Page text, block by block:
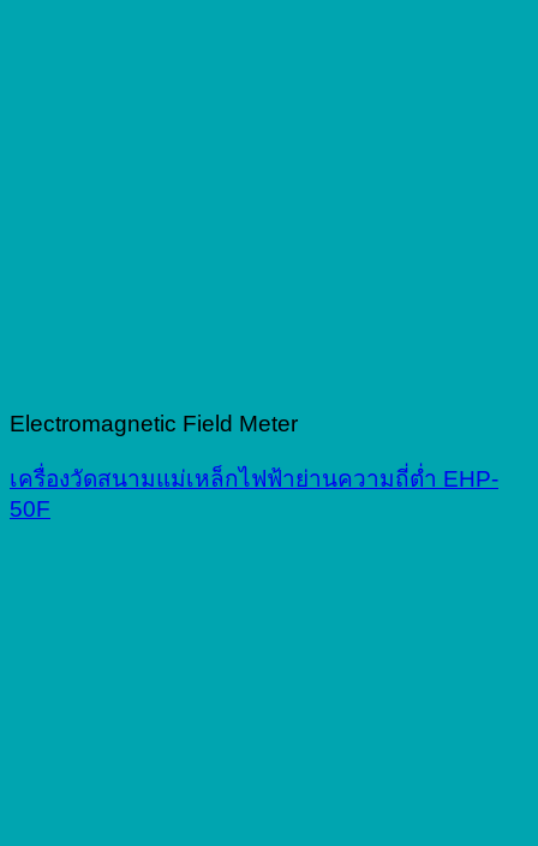
Electromagnetic Field Meter
เครื่องวัดสนามแม่เหล็กไฟฟ้าย่านความถี่ต่ำ EHP-
50F